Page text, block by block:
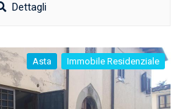
Dettagli
Asta Immobile Residenziale